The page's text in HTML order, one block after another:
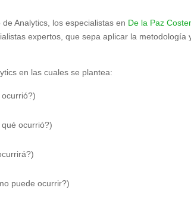
Analytics, los especialistas en De la Paz
expertos, que sepa aplicar la
en las cuales se plantea:
ocurrió?)
puede ocurrir?)